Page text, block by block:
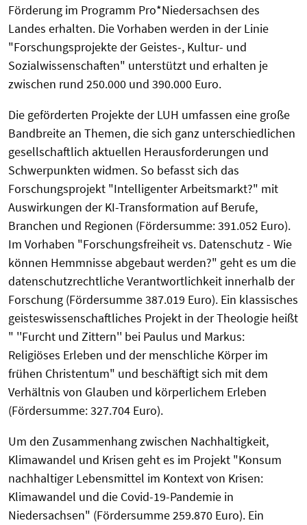
Förderung im Programm Pro*Niedersachsen des
Landes erhalten. Die Vorhaben werden in der Linie
"Forschungsprojekte der Geistes-, Kultur- und
Sozialwissenschaften" unterstützt und erhalten je
zwischen rund 250.000 und 390.000 Euro.
Die geförderten Projekte der LUH umfassen eine große
Bandbreite an Themen, die sich ganz unterschiedlichen
gesellschaftlich aktuellen Herausforderungen und
Schwerpunkten widmen. So befasst sich das
Forschungsprojekt "Intelligenter Arbeitsmarkt?" mit
Auswirkungen der KI-Transformation auf Berufe,
Branchen und Regionen (Fördersumme: 391.052 Euro).
Im Vorhaben "Forschungsfreiheit vs. Datenschutz - Wie
können Hemmnisse abgebaut werden?" geht es um die
datenschutzrechtliche Verantwortlichkeit innerhalb der
Forschung (Fördersumme 387.019 Euro). Ein klassisches
geisteswissenschaftliches Projekt in der Theologie heißt
" ''Furcht und Zittern'' bei Paulus und Markus:
Religiöses Erleben und der menschliche Körper im
frühen Christentum" und beschäftigt sich mit dem
Verhältnis von Glauben und körperlichem Erleben
(Fördersumme: 327.704 Euro).
Um den Zusammenhang zwischen Nachhaltigkeit,
Klimawandel und Krisen geht es im Projekt "Konsum
nachhaltiger Lebensmittel im Kontext von Krisen:
Klimawandel und die Covid-19-Pandemie in
Niedersachsen" (Fördersumme 259.870 Euro). Ein